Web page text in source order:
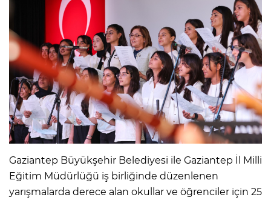
Gaziantep Büyükşehir Belediyesi ile Gaziantep İl Milli
Eğitim Müdürlüğü iş birliğinde düzenlenen
yarışmalarda derece alan okullar ve öğrenciler için 25